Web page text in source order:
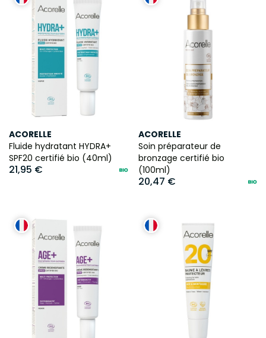
ACORELLE
Fluide hydratant HYDRA+
SPF20 certifié bio (40ml)
21,95 €
ACORELLE
Soin préparateur de
bronzage certifié bio
(100ml)
20,47 €